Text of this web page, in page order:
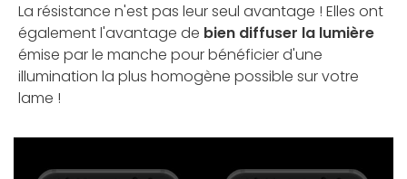
La résistance n'est pas leur seul avantage ! Elles ont
également l'avantage de bien diffuser la lumière
émise par le manche pour bénéficier d'une
illumination la plus homogène possible sur votre
lame !